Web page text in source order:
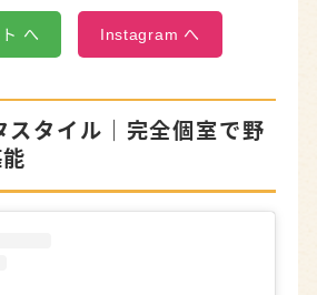
へ Instagram へ
スタイル ｜完全個室で野